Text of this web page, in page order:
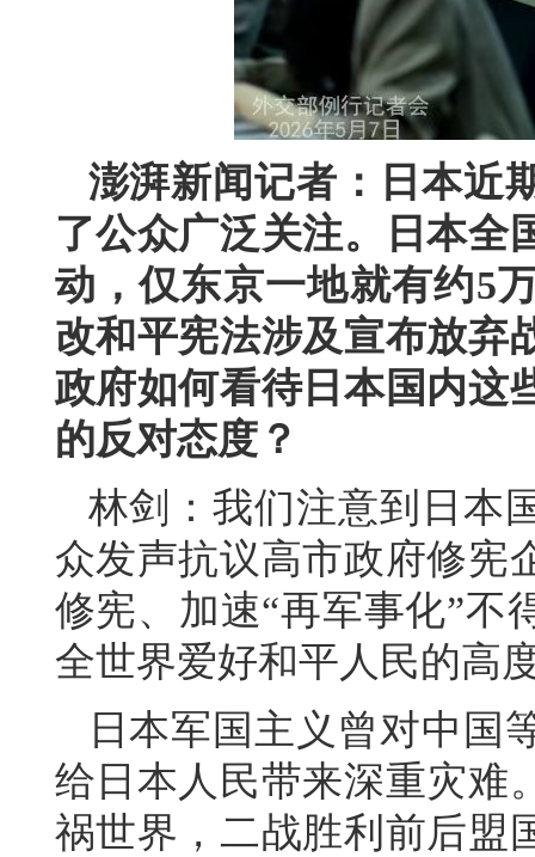
澎湃新闻记者：日本近
了公众广泛关注。日本全
动，仅东京一地就有约5
改和平宪法涉及宣布放弃
政府如何看待日本国内这
的反对态度？
林剑：我们注意到日本
众发声抗议高市政府修宪
修宪、加速“再军事化”不
全世界爱好和平人民的高
日本军国主义曾对中国
给日本人民带来深重灾难
祸世界，二战胜利前后盟